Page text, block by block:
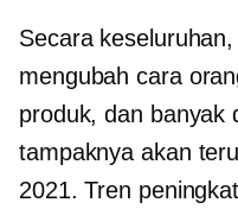
Secara
mengubah cara
produk, dan banyak
tampaknya akan
2021. Tren